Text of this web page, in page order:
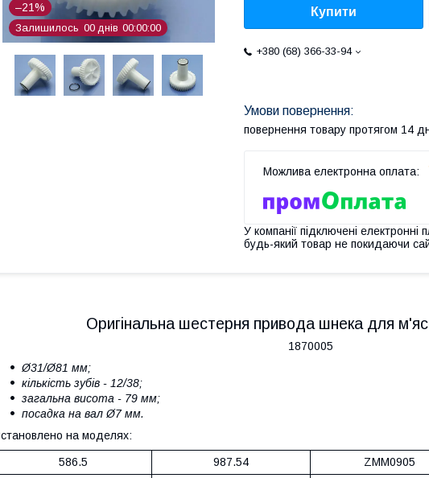
–21%
Залишилось 00 днів 00 00 00
Купити
+380 (68) 366-33-94
повернення товару протягом 14
У компанії підключені
будь-який товар не покидаючи
Оригінальна шестерня привода шнека для
1870005
Ø31/Ø81 мм;
кількість зубів - 12/38;
загальна висота - 79 мм;
посадка на вал Ø7 мм.
на моделях:
586.5 987.54 ZMM0905